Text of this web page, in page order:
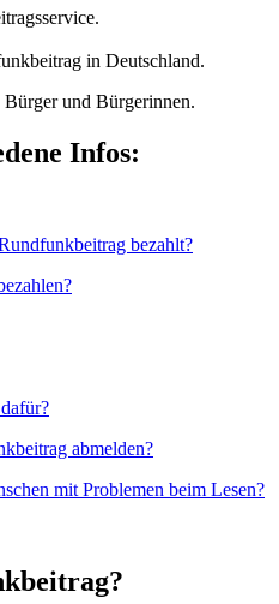
in Deutschland.
und Bürgerinnen.
Infos:
bezahlt?
abmelden?
mit Problemen beim Lesen?